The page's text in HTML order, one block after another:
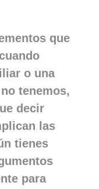
que
o una
tenemos,
decir
las
tienes
para